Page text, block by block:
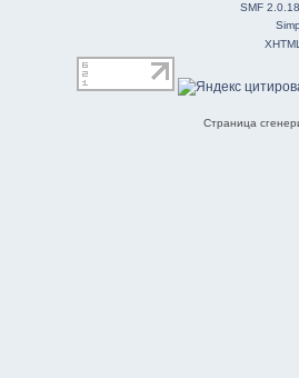
SMF 2.0.18
Страница